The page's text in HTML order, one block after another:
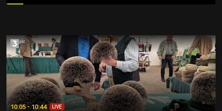
10:05 - 10:44 LIVE
Kaminer Inside: Brauchtum in Deutschland